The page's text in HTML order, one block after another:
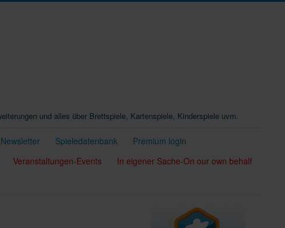
und alles über Brettspiele, Kartenspiele, Kinderspiele uvm.
Newsletter Spieledatenbank
Premium login
Veranstaltungen-Events
In eigener Sache-On our own behalf